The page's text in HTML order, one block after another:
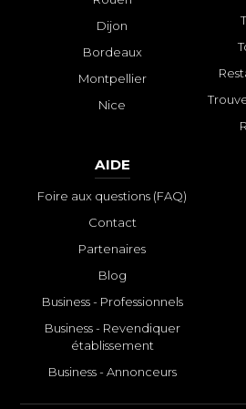
Dijon
Bordeaux
Montpellier
Nice
AIDE
Foire aux questions (FAQ)
Contact
Partenaires
Blog
Business - Professionnels
Business - Revendiquer
établissement
Business - Annonceurs